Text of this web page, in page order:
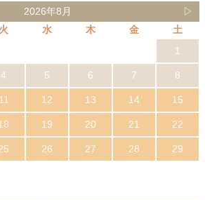
2026年8月
▷
火 水 木 金
土
1
4 5 6 7 8
11 12 13 14 15
19 20 21 22
26 27 28 29